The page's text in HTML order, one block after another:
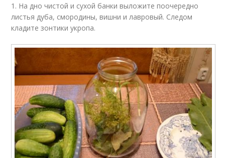
1. На дно чистой и сухой банки выложите поочередно
листья дуба, смородины, вишни и лавровый. Следом
кладите зонтики укропа.